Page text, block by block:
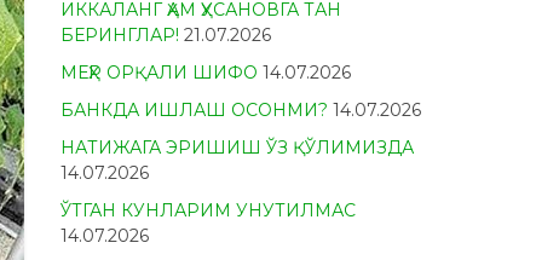
ИККАЛАНГ ҲАМ ҲУСАНОВГА ТАН
БЕРИНГЛАР! 21.07.2026
МЕҲР ОРҚАЛИ ШИФО 14.07.2026
БАНКДА ИШЛАШ ОСОНМИ? 14.07.2026
НАТИЖАГА ЭРИШИШ ЎЗ ҚЎЛИМИЗДА
14.07.2026
ЎТГАН КУНЛАРИМ УНУТИЛМАС
14.07.2026